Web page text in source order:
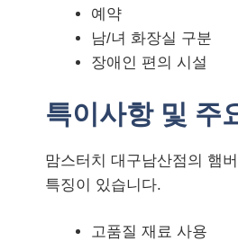
예약
남/녀 화장실 구분
장애인 편의 시설
특이사항 및 주
맘스터치 대구남산점의 햄
특징이 있습니다.
고품질 재료 사용